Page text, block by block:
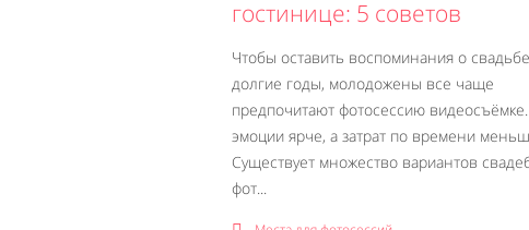
гостинице: 5 советов
Чтобы оставить воспоминания о
долгие годы, молодожены все чаще
предпочитают фотосессию видеосъёмке.
эмоции ярче, а затрат по времени
Существует множество вариантов
фот...